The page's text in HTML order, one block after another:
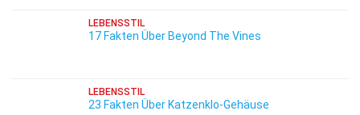
LEBENSSTIL
17 Fakten Über Beyond The Vines
LEBENSSTIL
23 Fakten Über Katzenklo-Gehäuse